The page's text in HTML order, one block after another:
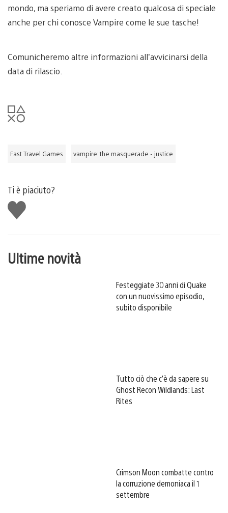
mondo, ma speriamo di avere creato qualcosa di speciale
anche per chi conosce Vampire come le sue tasche!
Comunicheremo altre informazioni all’avvicinarsi della
data di rilascio.
Fast Travel Games vampire: the masquerade - justice
Ti è piaciuto?
Mi
piace
Ultime novità
Festeggiate 30 anni di Quake
con un nuovissimo episodio,
subito disponibile
Tutto ciò che c’è da sapere su
Ghost Recon Wildlands: Last
Rites
Crimson Moon combatte contro
la corruzione demoniaca il 1
settembre